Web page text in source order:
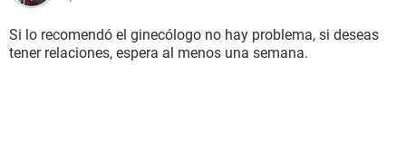
Si lo recomendó el ginecólogo no hay problema, si deseas
tener relaciones, espera al menos una semana.